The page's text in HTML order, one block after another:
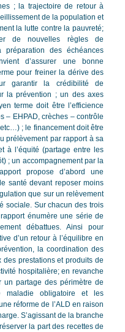
; la trajectoire de retour à
de la population et
la lutte contre la pauvreté;
de nouvelles règles de
des échéances
d’assurer une bonne
pour freiner la dérive des
garantir la crédibilité de
la prévention ; un des axes
terme doit être l’efficience
– EHPAD, crèches – contrôle
; le financement doit être
prélèvement par rapport à sa
à l’équité (partage entre les
; un accompagnement par la
propose d’abord une
santé devant reposer moins
que sur un relèvement
sociale. Sur chacun des trois
énumère une série de
débattues. Ainsi pour
d’un retour à l’équilibre en
la coordination des
prestations et produits de
hospitalière; en revanche
un partage des périmètre de
maladie obligatoire et les
réforme de l’ALD en raison
S’agissant de la branche
la part des recettes de